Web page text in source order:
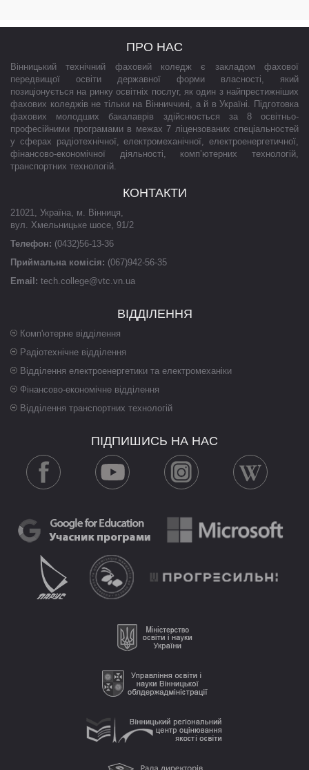
ПРО НАС
Вінницький технічний фаховий коледж є закладом фахової
передвищої освіти державної форми власності, який
позиціонується на ринку освітніх послуг, як один з найпрестижніших
фахових коледжів не тільки на Вінниччині, а й в Україні. Підготовка
фахових молодших бакалаврів здійснюється за 8 освітньо-
професійними програмами в межах 7 ліцензованих спеціальностей
у сферах радіотехнічної, електромеханічної, електроенергетичної,
фінансово-економічної діяльності, комп’ютерних технологій,
транспортних технологій.
КОНТАКТИ
21021, Україна, м. Вінниця,
вул. Хмельницьке шосе, 91/2
Телефон: (0432)56-13-36
Приймальна комісія: (067)942-56-35
Email: tech.college@vtc.vn.ua
ВІДДІЛЕННЯ
Комп'ютерне відділення
Радіотехнічне відділення
Відділення електроенергетики та електромеханіки
Фінансово-економічне відділення
Відділення транспортних технологій
ПІДПИШИСЬ НА НАС